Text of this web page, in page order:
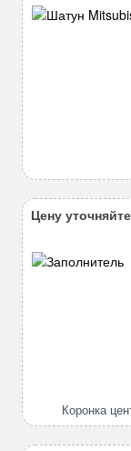
Коронка
Цену уточняйте